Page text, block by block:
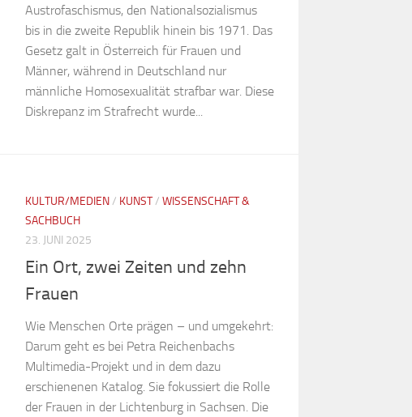
Austrofaschismus, den Nationalsozialismus
bis in die zweite Republik hinein bis 1971. Das
Gesetz galt in Österreich für Frauen und
Männer, während in Deutschland nur
männliche Homosexualität strafbar war. Diese
Diskrepanz im Strafrecht wurde...
KULTUR/MEDIEN/ KUNST/ WISSENSCHAFT &
SACHBUCH
23. JUNI 2025
Ein Ort, zwei Zeiten und zehn
Frauen
Wie Menschen Orte prägen – und umgekehrt:
Darum geht es bei Petra Reichenbachs
Multimedia-Projekt und in dem dazu
erschienenen Katalog. Sie fokussiert die Rolle
der Frauen in der Lichtenburg in Sachsen. Die